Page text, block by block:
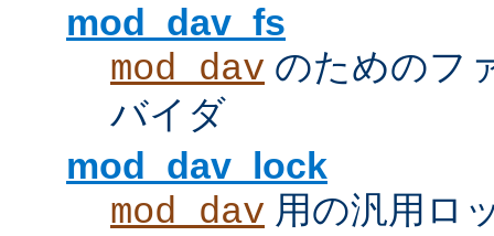
mod_dav_fs
mod_dav のためのフ
バイダ
mod_dav_lock
mod_dav 用の汎用ロ